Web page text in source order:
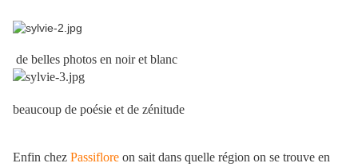
de belles photos en noir et blanc
beaucoup de poésie et de zénitude
Enfin chez Passiflore on sait dans quelle région on se trouve en